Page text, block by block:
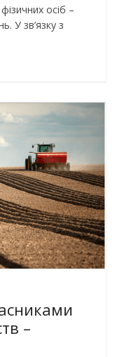
осіб –
У зв’язку з
–